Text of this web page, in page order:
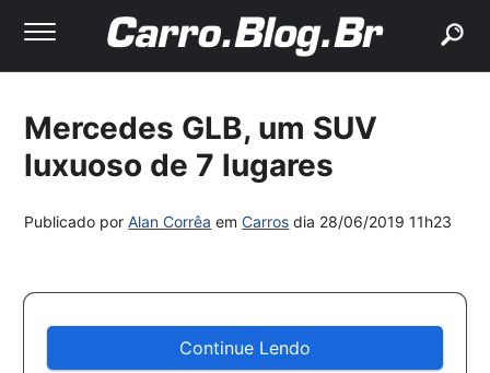
Mercedes GLB, um SUV
luxuoso de 7 lugares
Publicado porAlan Corrêa emCarros dia 28/06/2019 11h23
Continue Lendo